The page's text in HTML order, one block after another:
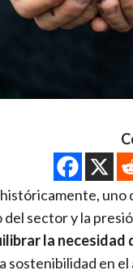
uno
sector y la
la necesidad
sostenibilidad en